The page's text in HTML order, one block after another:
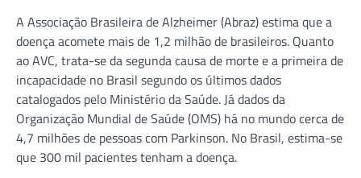
A Associação Brasileira de Alzheimer (Abraz) estima que a
doença acomete mais de 1,2 milhão de brasileiros. Quanto
ao AVC, trata-se da segunda causa de morte e a primeira de
incapacidade no Brasil segundo os últimos dados
catalogados pelo Ministério da Saúde. Já dados da
Organização Mundial de Saúde (OMS) há no mundo cerca de
4,7 milhões de pessoas com Parkinson. No Brasil, estima-se
que 300 mil pacientes tenham a doença.